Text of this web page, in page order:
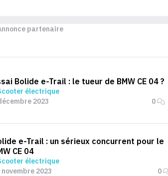
partenaire
Bolide e-Trail : le tueur de BMW CE 04 ?
électrique
2023
0
e-Trail : un sérieux concurrent pour le
CE 04
électrique
novembre 2023
0